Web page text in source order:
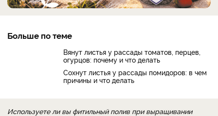
Больше по теме
Вянут листья у рассады томатов, перцев,
огурцов: почему и что делать
Сохнут листья у рассады помидоров: в чем
причины и что делать
Используете ли вы фитильный полив при выращивании